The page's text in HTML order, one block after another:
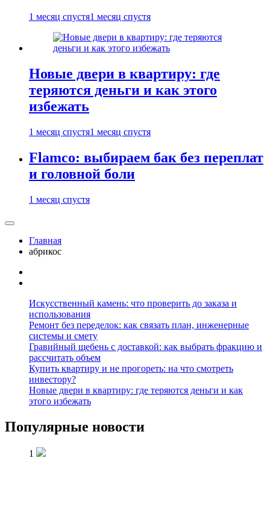
1 месяц спустя1 месяц спустя
Новые двери в квартиру: где
теряются деньги и как этого
избежать
1 месяц спустя1 месяц спустя
Flamco: выбираем бак без переплат
и головной боли
1 месяц спустя
Главная
абрикос
Искусственный камень: что проверить до заказа и
использования
Ремонт без переделок: как связать план, инженерные
системы и смету
Гравийный щебень с доставкой: как выбрать фракцию и
рассчитать объем
Купить квартиру и не прогореть: на что смотреть
инвестору?
Новые двери в квартиру: где теряются деньги и как
этого избежать
Популярные новости
1